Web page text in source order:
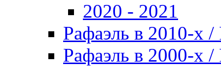
2020 - 2021
Рафаэль в 2010-х /
Рафаэль в 2000-х /